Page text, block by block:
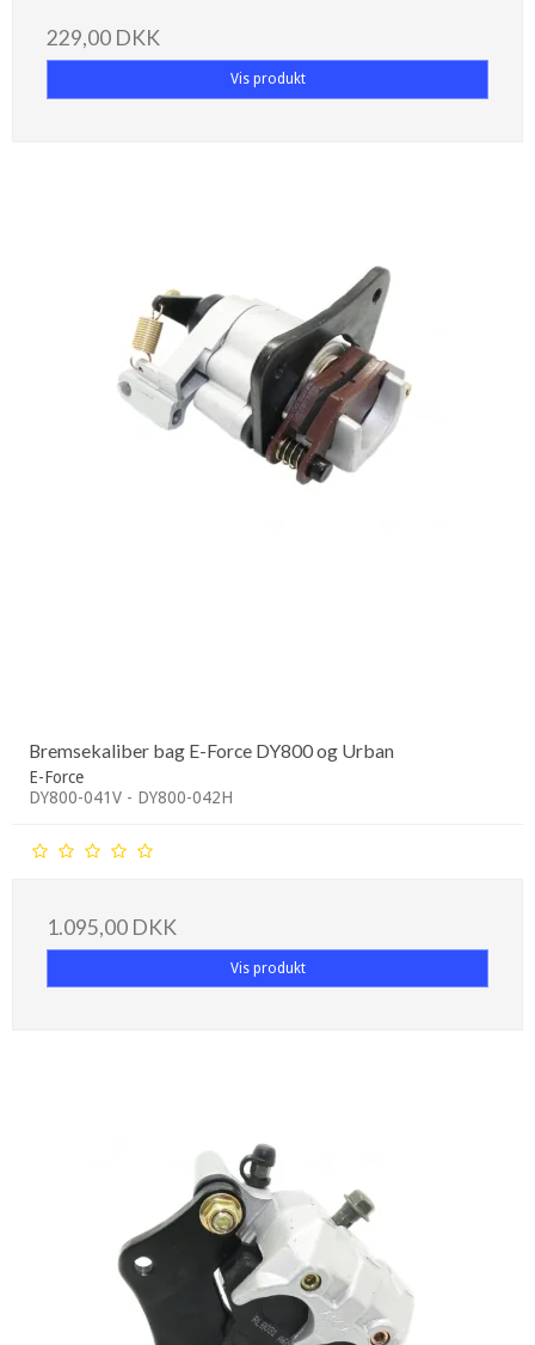
229,00 DKK
Vis produkt
Bremsekaliber bag E-Force DY800 og Urban
E-Force
DY800-041V - DY800-042H
1.095,00 DKK
Vis produkt